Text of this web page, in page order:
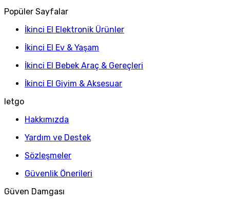
Popüler Sayfalar
İkinci El Elektronik Ürünler
İkinci El Ev & Yaşam
İkinci El Bebek Araç & Gereçleri
İkinci El Giyim & Aksesuar
letgo
Hakkımızda
Yardım ve Destek
Sözleşmeler
Güvenlik Önerileri
Güven Damgası